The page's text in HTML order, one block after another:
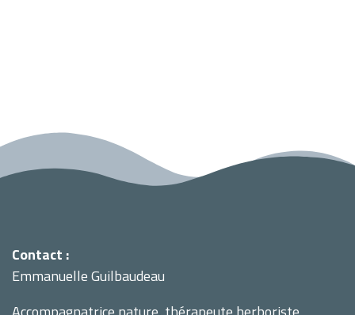
Contact :
Emmanuelle Guilbaudeau